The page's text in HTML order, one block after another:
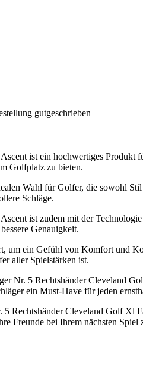
gutgeschrieben
ist ein hochwertiges
Golfplatz zu bieten.
Wahl für Golfer, die sowohl
Schläge.
ist zudem mit der
Genauigkeit.
um ein Gefühl von Komfort und
aller Spielstärken ist.
Nr. 5 Rechtshänder Cleveland
ein Must-Have für jeden
Rechtshänder Cleveland Golf
Freunde bei Ihrem nächsten Spiel